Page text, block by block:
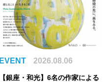
EVENT 2026.08.06
【銀座・和光】6名の作家による